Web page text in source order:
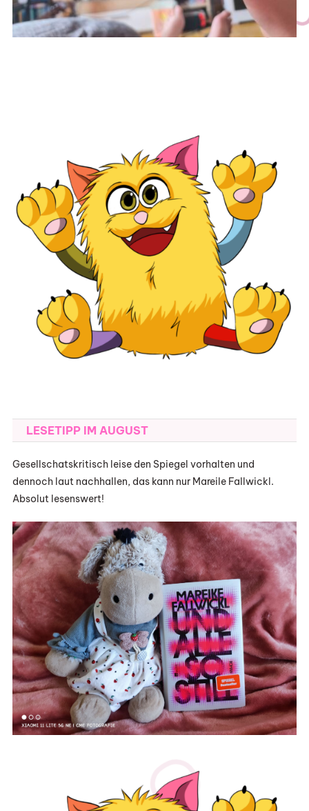
LESETIPP IM AUGUST
Gesellschatskritisch leise den Spiegel vorhalten und
dennoch laut nachhallen, das kann nur Mareile Fallwickl.
Absolut lesenswert!